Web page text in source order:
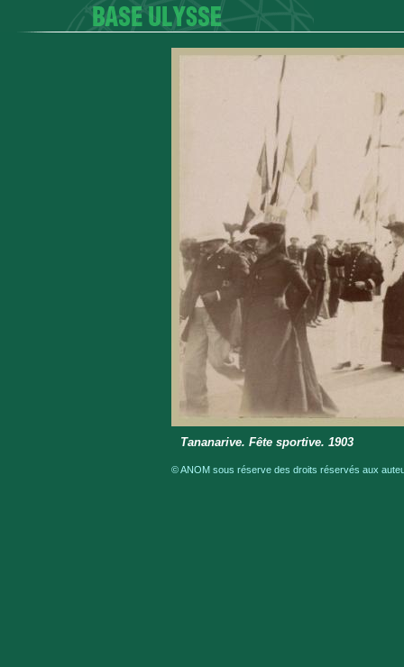
Tananarive. Fête sportive. 1903
© ANOM sous réserve des droits réservés aux